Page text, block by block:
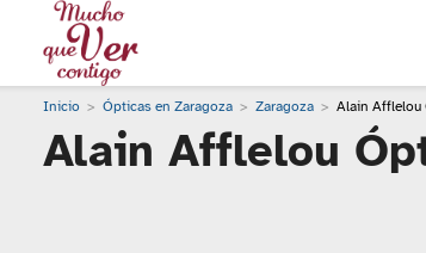
Inicio Ópticas en Zaragoza Zaragoza Alain Afflelou
Alain Afflelou